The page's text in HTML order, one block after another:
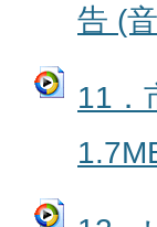
告 (
11．